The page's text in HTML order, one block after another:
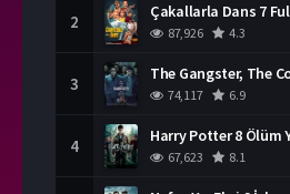
2 Çakallarla Dans 7
87,926 4.3
3
74,117 6.9
4
67,623 8.1